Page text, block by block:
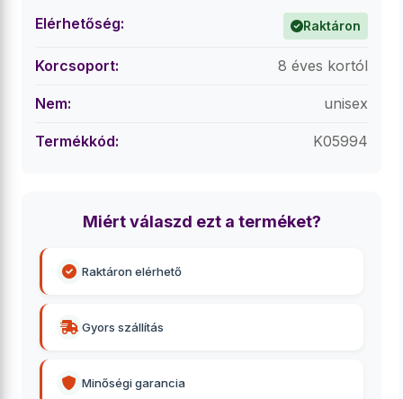
Elérhetőség: Raktáron
Korcsoport: 8 éves kortól
Nem: unisex
Termékkód: K05994
Miért válaszd ezt a terméket?
Raktáron elérhető
Gyors szállítás
Minőségi garancia